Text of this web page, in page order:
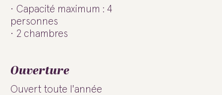
Capacité maximum : 4
personnes
2 chambres
Ouverture
Ouvert toute l'année